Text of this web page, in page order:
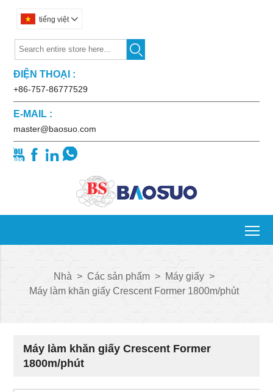
tiếng việt 

ĐIỆN THOẠI :
+86-757-86777529
E-MAIL :
master@baosuo.com
   
Nhà > Các sản phẩm > Máy giấy >
Máy làm khăn giấy Crescent Former 1800m/phút
Máy làm khăn giấy Crescent Former
1800m/phút